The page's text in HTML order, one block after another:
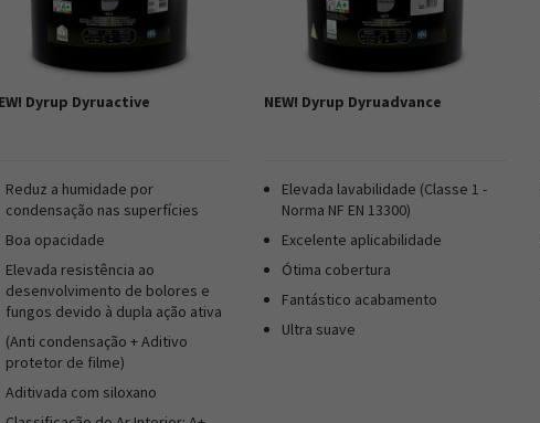
Dyrup Dyruactive
Reduz a humidade por
condensação nas superfícies
Boa opacidade
Elevada resistência ao
desenvolvimento de bolores e
fungos devido à dupla ação ativa
(Anti condensação + Aditivo
protetor de filme)
Aditivada com siloxano
NEW! Dyrup Dyruadvance
Elevada lavabilidade (Classe 1 -
Norma NF EN 13300)
Excelente aplicabilidade
Ótima cobertura
Fantástico acabamento
Ultra suave